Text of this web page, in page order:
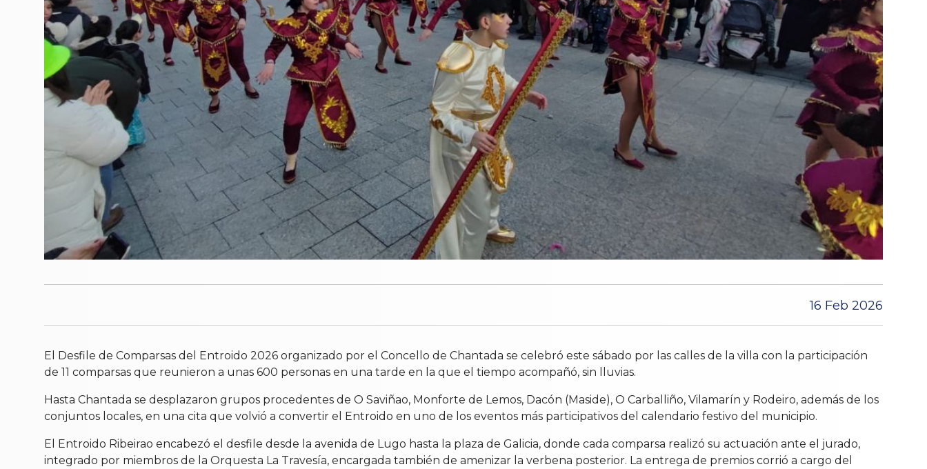
16 Feb 2026
El Desfile de Comparsas del Entroido 2026 organizado por el Concello de Chantada se celebró este sábado por las calles de la villa con la participación
de 11 comparsas que reunieron a unas 600 personas en una tarde en la que el tiempo acompañó, sin lluvias.
Hasta Chantada se desplazaron grupos procedentes de O Saviñao, Monforte de Lemos, Dacón (Maside), O Carballiño, Vilamarín y Rodeiro, además de los
conjuntos locales, en una cita que volvió a convertir el Entroido en uno de los eventos más participativos del calendario festivo del municipio.
El Entroido Ribeirao encabezó el desfile desde la avenida de Lugo hasta la plaza de Galicia, donde cada comparsa realizó su actuación ante el jurado,
integrado por miembros de la Orquesta La Travesía, encargada también de amenizar la verbena posterior. La entrega de premios corrió a cargo del